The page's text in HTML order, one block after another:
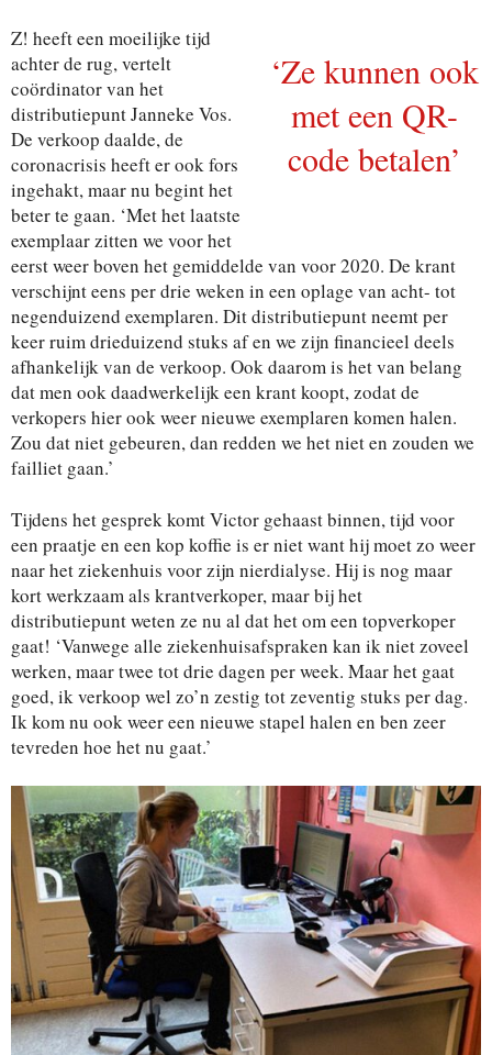
‘Ze kunnen ook
met een QR-
code betalen’
Z! heeft een moeilijke tijd
achter de rug, vertelt
coördinator van het
distributiepunt Janneke Vos.
De verkoop daalde, de
coronacrisis heeft er ook fors
ingehakt, maar nu begint het
beter te gaan. ‘Met het laatste
exemplaar zitten we voor het
eerst weer boven het gemiddelde van voor 2020. De krant
verschijnt eens per drie weken in een oplage van acht- tot
negenduizend exemplaren. Dit distributiepunt neemt per
keer ruim drieduizend stuks af en we zijn financieel deels
afhankelijk van de verkoop. Ook daarom is het van belang
dat men ook daadwerkelijk een krant koopt, zodat de
verkopers hier ook weer nieuwe exemplaren komen halen.
Zou dat niet gebeuren, dan redden we het niet en zouden we
failliet gaan.’
Tijdens het gesprek komt Victor gehaast binnen, tijd voor
een praatje en een kop koffie is er niet want hij moet zo weer
naar het ziekenhuis voor zijn nierdialyse. Hij is nog maar
kort werkzaam als krantverkoper, maar bij het
distributiepunt weten ze nu al dat het om een topverkoper
gaat! ‘Vanwege alle ziekenhuisafspraken kan ik niet zoveel
werken, maar twee tot drie dagen per week. Maar het gaat
goed, ik verkoop wel zo’n zestig tot zeventig stuks per dag.
Ik kom nu ook weer een nieuwe stapel halen en ben zeer
tevreden hoe het nu gaat.’